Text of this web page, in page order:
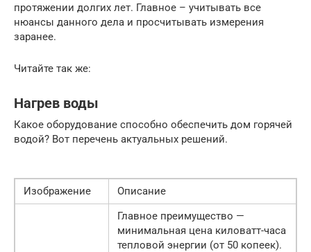
протяжении долгих лет. Главное – учитывать все
нюансы данного дела и просчитывать измерения
заранее.
Читайте так же:
Нагрев воды
Какое оборудование способно обеспечить дом горячей
водой? Вот перечень актуальных решений.
Изображение Описание
Главное преимущество —
минимальная цена киловатт-часа
тепловой энергии (от 50 копеек).